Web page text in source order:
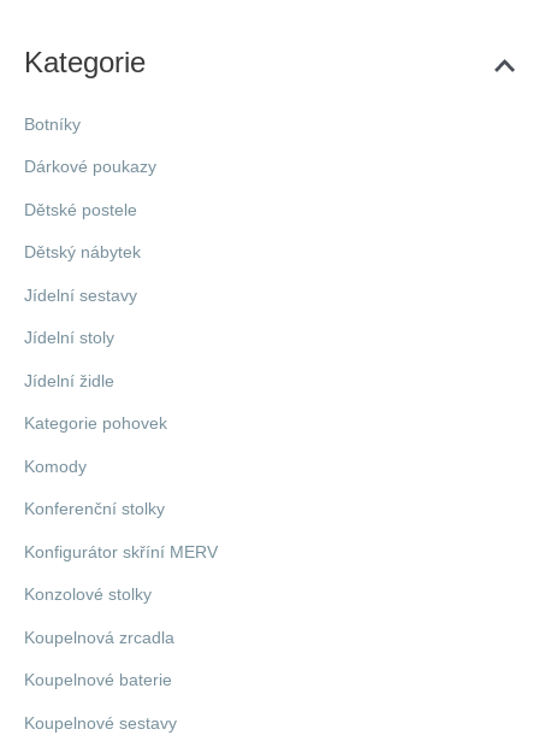
Kategorie
Botníky
Dárkové poukazy
Dětské postele
Dětský nábytek
Jídelní sestavy
Jídelní stoly
Jídelní židle
Kategorie pohovek
Komody
Konferenční stolky
Konfigurátor skříní MERV
Konzolové stolky
Koupelnová zrcadla
Koupelnové baterie
Koupelnové sestavy